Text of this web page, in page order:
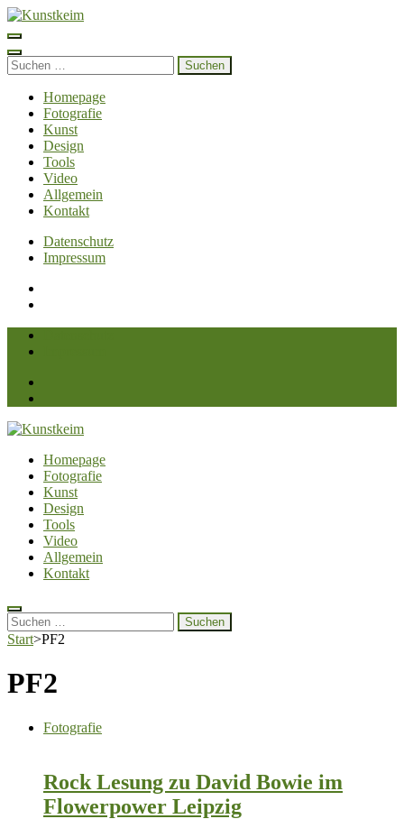
Zum
Inhalt
springen
(Enter
drücken)
Suchen
nach:
Homepage
Fotografie
Kunst
Design
Tools
Video
Allgemein
Kontakt
Datenschutz
Impressum
Kunstkeim
Fotografie, Design und Szene
Homepage
Fotografie
Kunst
Design
Tools
Video
Allgemein
Kontakt
Suchen
nach:
Start>PF2
PF2
Fotografie
Rock Lesung zu David Bowie im
Flowerpower Leipzig